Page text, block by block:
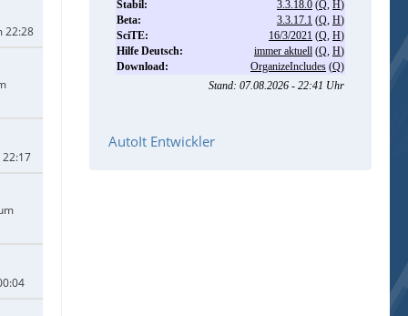
22:28
22:17
AutoIt Entwickler